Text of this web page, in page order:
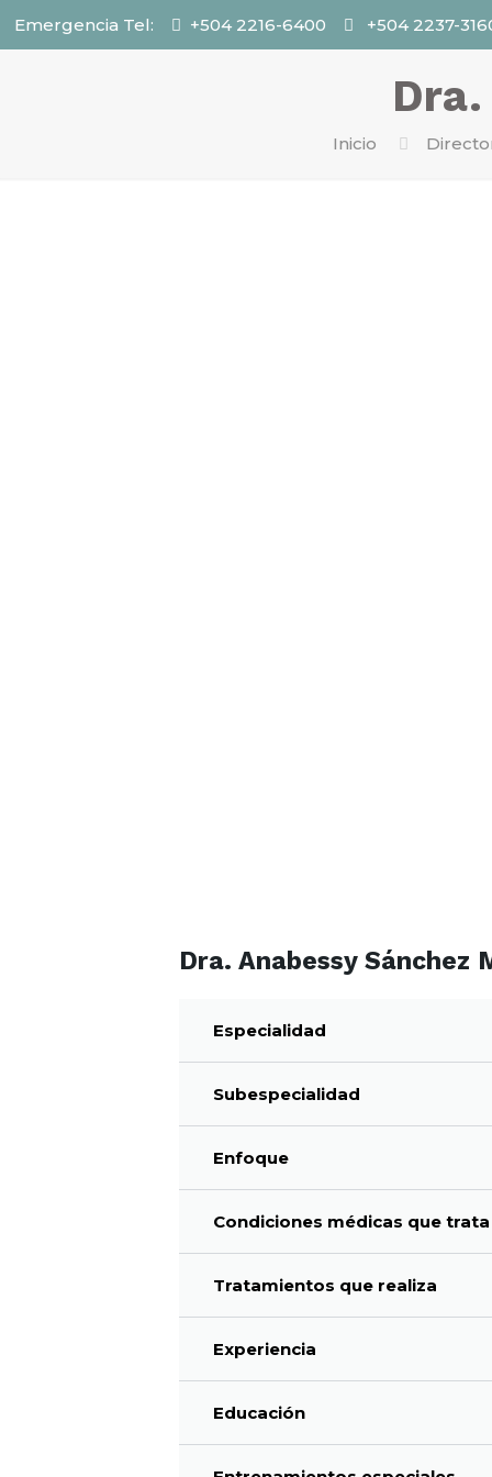
Emergencia Tel: +504 2216-6400 +504 2237-
Inicio
Dra. Anabessy Sánchez
Especialidad
Subespecialidad
Enfoque
Condiciones médicas que trata
Tratamientos que realiza
Experiencia
Educación